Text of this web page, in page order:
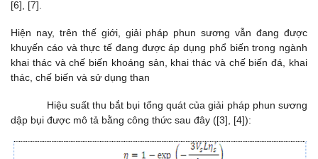
[6], [7].
Hiện nay, trên thế giới, giải pháp phun sương vẫn đang được
khuyến cáo và thực tế đang được áp dụng phổ biến trong ngành
khai thác và chế biến khoáng sản, khai thác và chế biến đá, khai
thác, chế biến và sử dụng than
Hiệu suất thu bắt bụi tổng quát của giải pháp phun sương
dập bụi được mô tả bằng công thức sau đây ([3], [4]):